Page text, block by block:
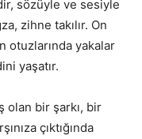
sözüyle ve sesiyle
zihne takılır. On
otuzlarında yakalar
yaşatır.
olan bir şarkı, bir
çıktığında